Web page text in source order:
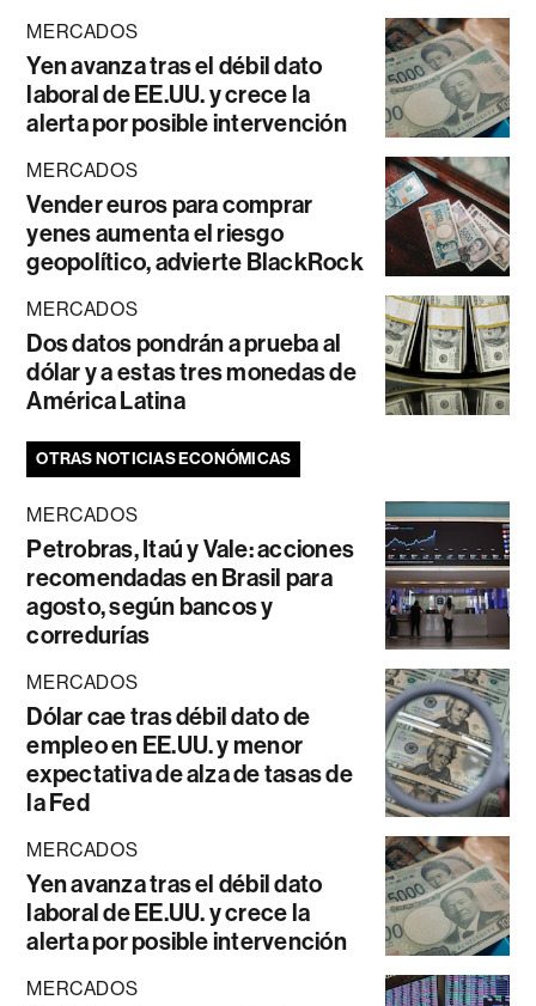
MERCADOS
Yen avanza tras el débil dato
laboral de EE.UU. y crece la
alerta por posible intervención
MERCADOS
Vender euros para comprar
yenes aumenta el riesgo
geopolítico, advierte BlackRock
MERCADOS
Dos datos pondrán a prueba al
dólar y a estas tres monedas de
América Latina
OTRAS NOTICIAS ECONÓMICAS
MERCADOS
Petrobras, Itaú y Vale: acciones
recomendadas en Brasil para
agosto, según bancos y
corredurías
MERCADOS
Dólar cae tras débil dato de
empleo en EE.UU. y menor
expectativa de alza de tasas de
la Fed
MERCADOS
Yen avanza tras el débil dato
laboral de EE.UU. y crece la
alerta por posible intervención
MERCADOS